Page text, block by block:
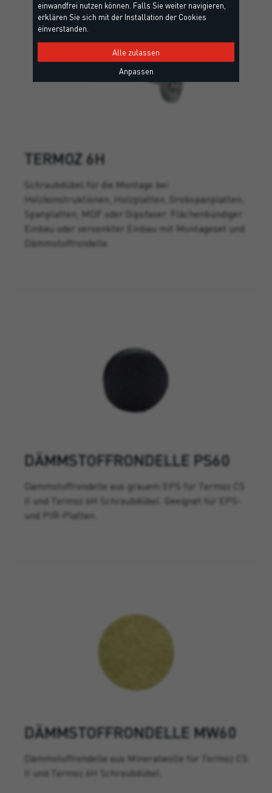
TERMOZ 6H
Schraubdübel für die Montage bei
Holzkonstruktionen, Holzplatten, Grobspanplatten,
Spanplatten, MDF oder Gipsfaser. Flächenbündiger
Einbau oder versenkter Einbau mit Montageset und
Dämmstoffrondelle.
DÄMMSTOFFRONDELLE PS60
Dämmstoffrondelle aus grauem EPS für Termoz CS
II und Termoz 6H Schraubdübel. Geeignet für EPS-
und PIR-Platten.
DÄMMSTOFFRONDELLE MW60
Dämmstoffrondelle aus Mineralwolle für Termoz CS
II und Termoz 6H Schraubdübel.
einwandfrei nutzen können. Falls Sie weiter navigieren,
erklären Sie sich mit der Installation der Cookies
einverstanden.
Alle zulassen
Anpassen